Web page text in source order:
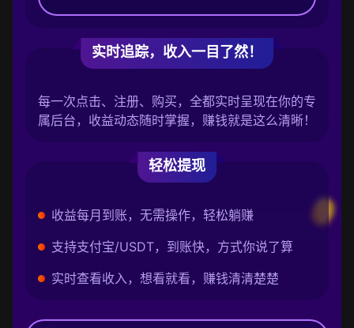
实时追踪，收入一目了然！
每一次点击、注册、购买，全都实时呈现在你的专
属后台，收益动态随时掌握，赚钱就是这么清晰！
轻松提现
收益每月到账，无需操作，轻松躺赚
支持支付宝/USDT，到账快，方式你说了算
实时查看收入，想看就看，赚钱清清楚楚